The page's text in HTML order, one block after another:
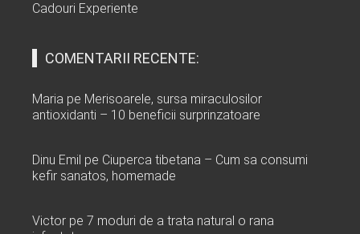
Cadouri Experiente
COMENTARII RECENTE:
Maria pe Merisoarele, sursa miraculosilor
antioxidanti – 10 beneficii surprinzatoare
Dinu Emil pe Ciuperca tibetana – Cum sa consumi
kefir sanatos, homemade
Victor pe 7 moduri de a trata natural o rana